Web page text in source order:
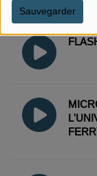
Sauvegarder